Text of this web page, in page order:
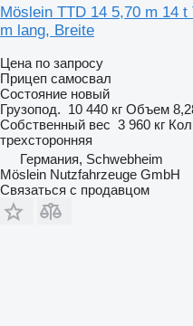
Möslein TTD 14 5,70 m 14
m lang, Breite
Цена по запросу
Прицеп самосвал
Состояние новый
Грузопод. 10 440 кг Объем
Собственный вес 3 960 кг
трехсторонняя
Германия, Schwebheim
Möslein Nutzfahrzeuge GmbH
Связаться с продавцом